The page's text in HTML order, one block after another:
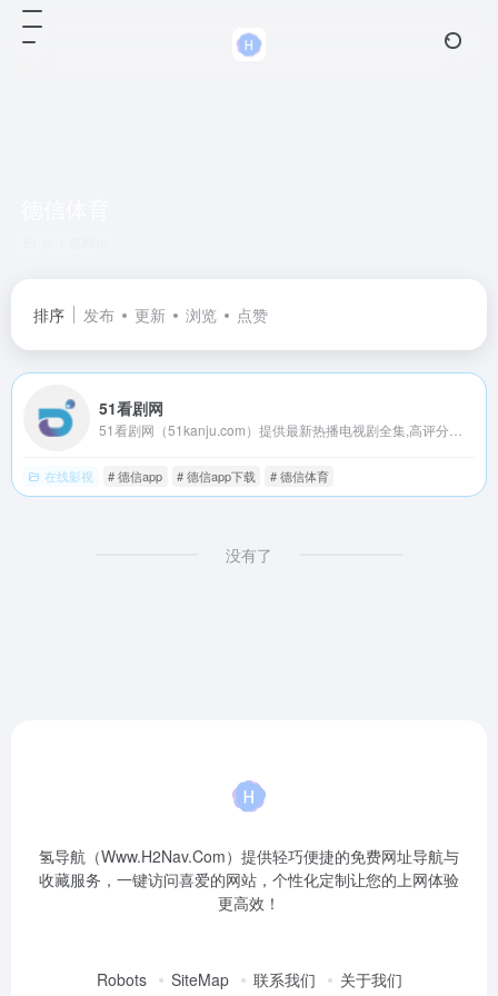
排序 发布 更新 浏览 点赞
51看剧网
在线影视 # 德信app # 德信app下载 # 德信体育
没有了
氢导航（Www.H2Nav.Com）提供轻巧便捷的免费网址导航与
收藏服务，一键访问喜爱的网站，个性化定制让您的上网体验
更高效！
Robots SiteMap 联系我们 关于我们